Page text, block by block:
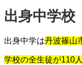
出身中学校
出身中学は丹波篠山
学校の全生徒が110